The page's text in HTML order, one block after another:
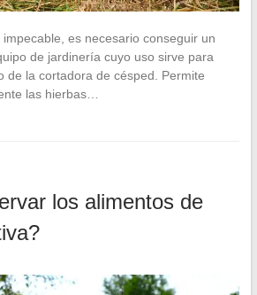
es necesario conseguir un
de jardinería cuyo uso sirve para
de la cortadora de césped. Permite
las hierbas…
los alimentos de